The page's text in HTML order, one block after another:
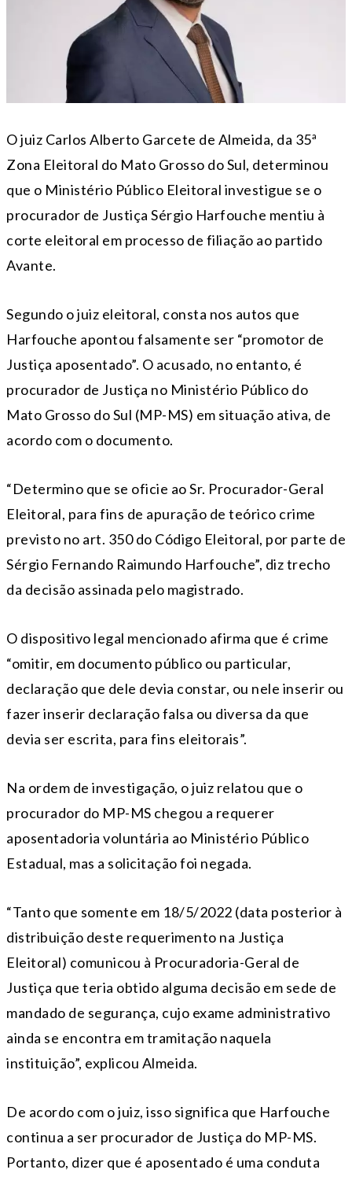
O juiz Carlos Alberto Garcete de Almeida, da 35ª
Zona Eleitoral do Mato Grosso do Sul, determinou
que o Ministério Público Eleitoral investigue se o
procurador de Justiça Sérgio Harfouche mentiu à
corte eleitoral em processo de filiação ao partido
Avante.
Segundo o juiz eleitoral, consta nos autos que
Harfouche apontou falsamente ser “promotor de
Justiça aposentado”. O acusado, no entanto, é
procurador de Justiça no Ministério Público do
Mato Grosso do Sul (MP-MS) em situação ativa, de
acordo com o documento.
“Determino que se oficie ao Sr. Procurador-Geral
Eleitoral, para fins de apuração de teórico crime
previsto no art. 350 do Código Eleitoral, por parte de
Sérgio Fernando Raimundo Harfouche”, diz trecho
da decisão assinada pelo magistrado.
O dispositivo legal mencionado afirma que é crime
“omitir, em documento público ou particular,
declaração que dele devia constar, ou nele inserir ou
fazer inserir declaração falsa ou diversa da que
devia ser escrita, para fins eleitorais”.
Na ordem de investigação, o juiz relatou que o
procurador do MP-MS chegou a requerer
aposentadoria voluntária ao Ministério Público
Estadual, mas a solicitação foi negada.
“Tanto que somente em 18/5/2022 (data posterior à
distribuição deste requerimento na Justiça
Eleitoral) comunicou à Procuradoria-Geral de
Justiça que teria obtido alguma decisão em sede de
mandado de segurança, cujo exame administrativo
ainda se encontra em tramitação naquela
instituição”, explicou Almeida.
De acordo com o juiz, isso significa que Harfouche
continua a ser procurador de Justiça do MP-MS.
Portanto, dizer que é aposentado é uma conduta